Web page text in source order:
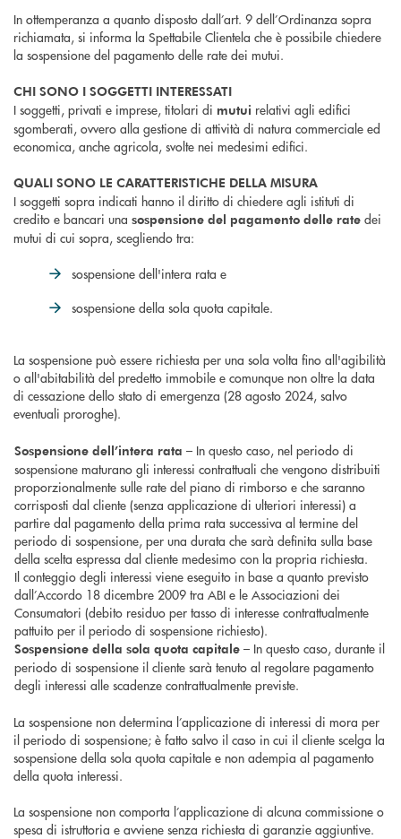
In ottemperanza a quanto disposto dall’art. 9 dell’Ordinanza sopra
richiamata, si informa la Spettabile Clientela che è possibile chiedere
la sospensione del pagamento delle rate dei mutui.
CHI SONO I SOGGETTI INTERESSATI
I soggetti, privati e imprese, titolari di mutui relativi agli edifici
sgomberati, ovvero alla gestione di attività di natura commerciale ed
economica, anche agricola, svolte nei medesimi edifici.
QUALI SONO LE CARATTERISTICHE DELLA MISURA
I soggetti sopra indicati hanno il diritto di chiedere agli istituti di
credito e bancari una sospensione del pagamento delle rate dei
mutui di cui sopra, scegliendo tra:
sospensione dell'intera rata e
sospensione della sola quota capitale.
La sospensione può essere richiesta per una sola volta fino all'agibilità
o all'abitabilità del predetto immobile e comunque non oltre la data
di cessazione dello stato di emergenza (28 agosto 2024, salvo
eventuali proroghe).
Sospensione dell’intera rata – In questo caso, nel periodo di
sospensione maturano gli interessi contrattuali che vengono distribuiti
proporzionalmente sulle rate del piano di rimborso e che saranno
corrisposti dal cliente (senza applicazione di ulteriori interessi) a
partire dal pagamento della prima rata successiva al termine del
periodo di sospensione, per una durata che sarà definita sulla base
della scelta espressa dal cliente medesimo con la propria richiesta.
Il conteggio degli interessi viene eseguito in base a quanto previsto
dall’Accordo 18 dicembre 2009 tra ABI e le Associazioni dei
Consumatori (debito residuo per tasso di interesse contrattualmente
pattuito per il periodo di sospensione richiesto).
Sospensione della sola quota capitale – In questo caso, durante il
periodo di sospensione il cliente sarà tenuto al regolare pagamento
degli interessi alle scadenze contrattualmente previste.
La sospensione non determina l’applicazione di interessi di mora per
il periodo di sospensione; è fatto salvo il caso in cui il cliente scelga la
sospensione della sola quota capitale e non adempia al pagamento
della quota interessi.
La sospensione non comporta l’applicazione di alcuna commissione o
spesa di istruttoria e avviene senza richiesta di garanzie aggiuntive.